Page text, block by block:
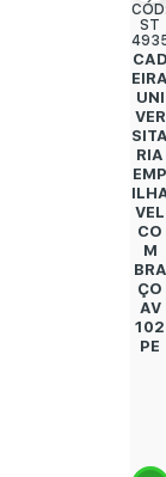
ST
UNI
VER
RIA
VEL
CO
M
BRA
ÇO
AV
102
PE